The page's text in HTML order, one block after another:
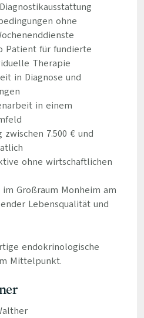
ohne
Patient für fundierte
Therapie
in Diagnose und
in einem
7.500 € und
ohne wirtschaftlichen
Großraum Monheim am
Lebensqualität und
endokrinologische
Mittelpunkt.